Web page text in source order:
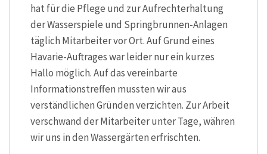
hat für die Pflege und zur Aufrechterhaltung
der Wasserspiele und Springbrunnen-Anlagen
täglich Mitarbeiter vor Ort. Auf Grund eines
Havarie-Auftrages war leider nur ein kurzes
Hallo möglich. Auf das vereinbarte
Informationstreffen mussten wir aus
verständlichen Gründen verzichten. Zur Arbeit
verschwand der Mitarbeiter unter Tage, währen
wir uns in den Wassergärten erfrischten.